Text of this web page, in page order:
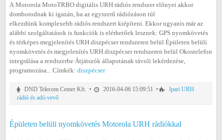
A Motorola MotoTRBO digitális URH rádiós rendszer előnyei akkor
domborodnak ki igazán, ha az egyszerű rádiózáson túl
elkezdünk komplexebb rádiós rendszert kiépíteni. Ekkor ugyanis már az
alábbi szolgáltatások is funkciók is elérhetőek lesznek: GPS nyomkövetés
és térképes megjelenítés URH diszpécser rendszeren belül Épületen belüli
nyomkövetés és megjelenítés URH diszpécser rendszeren belül Okostelefon
integrálása a rendszerbe Átjátszók állapotának távoli lekérdezése,
programozása... Címkék: diszpécser
DND Telecom Center Kft. • 2016-04-06 15:09:51 •
Ipari URH
rádió és adó-vevő
Épületen belüli nyomkövetés Motorola URH rádiókkal